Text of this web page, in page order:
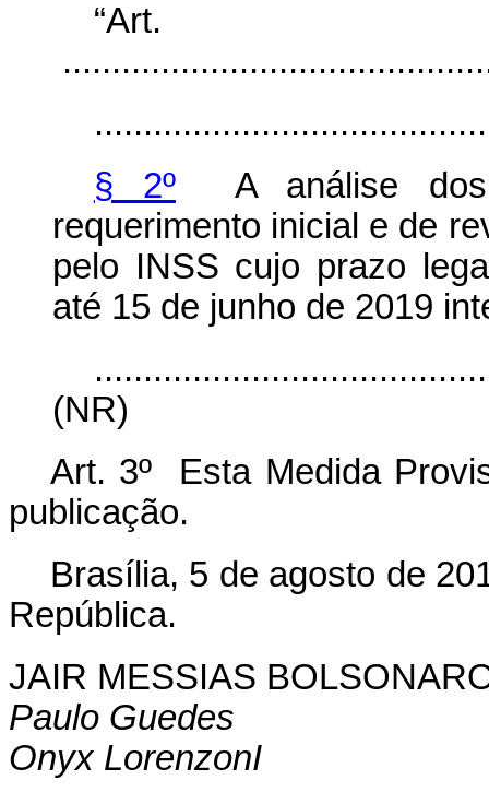
§ 2ºA análise dos
requerimento inicial e de
pelo INSS cujo prazo
até 15 de junho de 2019
(NR)
Art. 3º Esta Medida
publicação.
Brasília, 5 de agosto de
República.
JAIR MESSIAS
Paulo Guedes
Onyx LorenzonI